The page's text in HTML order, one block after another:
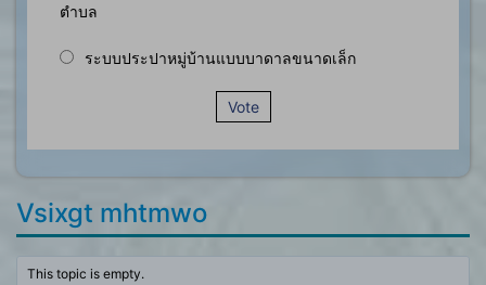
ตำบล
ระบบประปาหมู่บ้านแบบบาดาลขนาดเล็ก
Vote
Vsixgt mhtmwo
This topic is empty.